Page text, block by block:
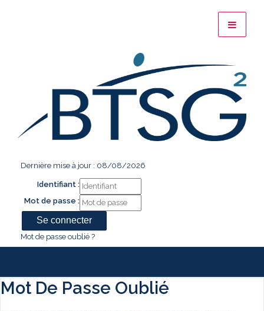
Dernière mise à jour : 08/08/2026
Identifiant :
Mot de passe :
Mot de passe oublié ?
Mot De Passe Oublié